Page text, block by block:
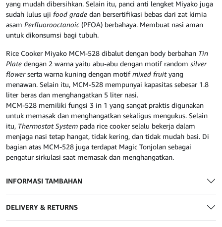
yang mudah dibersihkan. Selain itu, panci anti lengket Miyako juga
sudah lulus uji food grade dan bersertifikasi bebas dari zat kimia
asam Perfluorooctanoic(PFOA) berbahaya. Membuat nasi aman
untuk dikonsumsi bagi tubuh.
Rice Cooker Miyako MCM-528 dibalut dengan body berbahan Tin
Plate dengan 2 warna yaitu abu-abu dengan motif random silver
flowerserta warna kuning dengan motifmixed fruityang
menawan. Selain itu, MCM-528 mempunyai kapasitas sebesar 1.8
liter beras dan menghangatkan 5 liter nasi.
MCM-528 memiliki fungsi 3 in 1 yang sangat praktis digunakan
untuk memasak dan menghangatkan sekaligus mengukus. Selain
itu, Thermostat System pada rice cooker selalu bekerja dalam
menjaga nasi tetap hangat, tidak kering, dan tidak mudah basi. Di
bagian atas MCM-528 juga terdapat Magic Tonjolan sebagai
pengatur sirkulasi saat memasak dan menghangatkan.
INFORMASI TAMBAHAN
DELIVERY & RETURNS